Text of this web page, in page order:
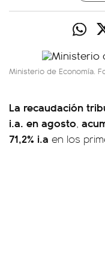
Ministerio de Economía.
La recaudación
i.a. en agosto,
71,2% i.a en los